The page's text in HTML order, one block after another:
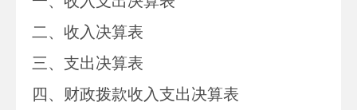
二、收入决算表
三、支出决算表
四、财政拨款收入支出决算表